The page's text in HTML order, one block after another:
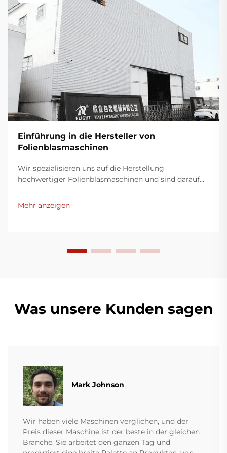
Einführung in die Hersteller von
Folienblasmaschinen
Wir spezialisieren uns auf die Herstellung
hochwertiger Folienblasmaschinen und sind darauf
Kunststoffverpackungsindustrie bereitzustellen.
Unsere Folienblasmaschinen nutzen moderne
Mehr anzeigen
Was unsere Kunden sagen
Mark Johnson
Wir haben viele Maschinen verglichen, und der
Preis dieser Maschine ist der beste in der gleichen
Branche. Sie arbeitet den ganzen Tag und